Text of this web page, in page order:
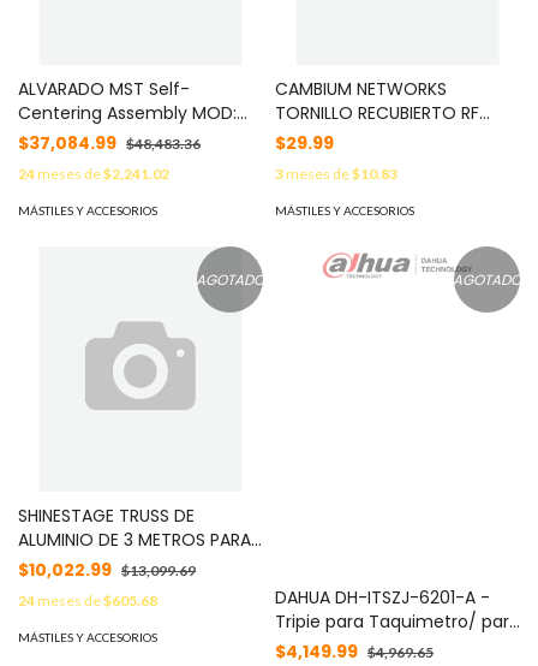
ALVARADO MST Self-
Centering Assembly MOD:
04-86-33
$37,084.99 $48,483.36
24meses de$2,241.02
MÁSTILES Y ACCESORIOS
CAMBIUM NETWORKS
TORNILLO RECUBIERTO RF
ELEMENTS MOD:
CROATEDSCREW
$29.99
3meses de$10.83
MÁSTILES Y ACCESORIOS
AGOTADO
SHINESTAGE TRUSS DE
ALUMINIO DE 3 METROS PARA
VIDEOWALLS Y LUCES DE
ESCENARIO MOD: EP-YT40S-
3M
$10,022.99 $13,099.69
24meses de$605.68
MÁSTILES Y ACCESORIOS
AGOTADO
DAHUA DH-ITSZJ-6201-A -
Tripie para Taquimetro/ para
sistema de medición de
$4,149.99 $4,969.65